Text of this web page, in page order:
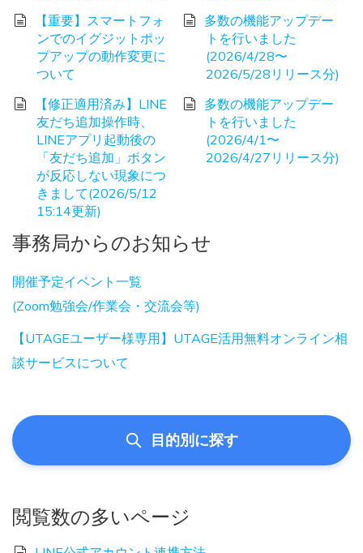
【重要】スマートフォ
ンでのイグジットポッ
プアップの動作変更に
ついて
多数の機能アップデー
トを行いました
(2026/4/28〜
2026/5/28リリース分)
【修正適用済み】LINE
友だち追加操作時、
LINEアプリ起動後の
「友だち追加」ボタン
が反応しない現象につ
きまして(2026/5/12
15:14更新)
多数の機能アップデー
トを行いました
(2026/4/1〜
2026/4/27リリース分)
事務局からのお知らせ
開催予定イベント一覧
(Zoom勉強会/作業会・交流会等)
【UTAGEユーザー様専用】UTAGE活用無料オンライン相
談サービスについて
目的別に探す
閲覧数の多いページ